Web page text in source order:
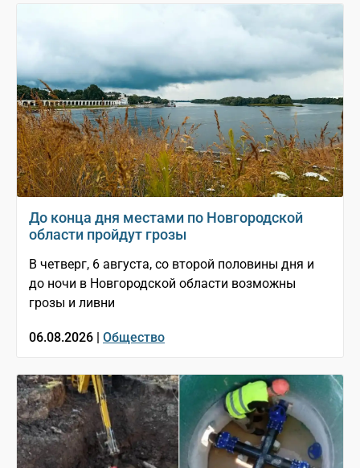
До конца дня местами по Новгородской
области пройдут грозы
В четверг, 6 августа, со второй половины дня и
до ночи в Новгородской области возможны
грозы и ливни
06.08.2026 | Общество